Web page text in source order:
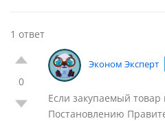
1 ответ
0
Эконом Эксперт
Если закупаемый
Постановлению